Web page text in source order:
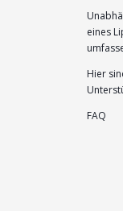
eines
Hier
FAQ